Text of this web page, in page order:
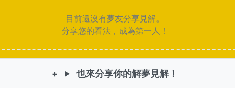
目前還沒有夢友分享見解。
分享您的看法，成為第一人！
也來分享你的解夢見解！